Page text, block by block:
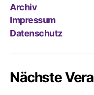
Archiv
Impressum
Datenschutz
Nächste